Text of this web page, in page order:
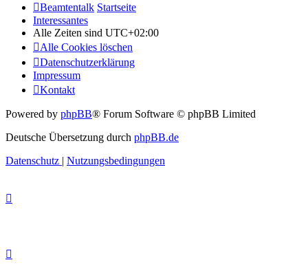
Beamtentalk Startseite
Interessantes
Alle Zeiten sind UTC+02:00
Alle Cookies löschen
Datenschutzerklärung
Impressum
Kontakt
Powered by phpBB® Forum Software © phpBB Limited
Deutsche Übersetzung durch phpBB.de
Datenschutz | Nutzungsbedingungen